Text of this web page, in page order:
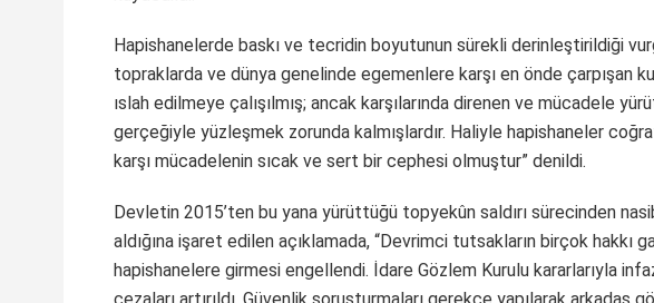
Hapishanelerde baskı ve tecridin boyutunun sürekli derinleştirildiği
topraklarda ve dünya genelinde egemenlere karşı en önde çarpışan
ıslah edilmeye çalışılmış; ancak karşılarında direnen ve mücadele
gerçeğiyle yüzleşmek zorunda kalmışlardır. Haliyle hapishaneler
karşı mücadelenin sıcak ve sert bir cephesi olmuştur” denildi.
Devletin 2015’ten bu yana yürüttüğü topyekûn saldırı sürecinden
aldığına işaret edilen açıklamada, “Devrimci tutsakların birçok hakkı
hapishanelere girmesi engellendi. İdare Gözlem Kurulu kararlarıyla